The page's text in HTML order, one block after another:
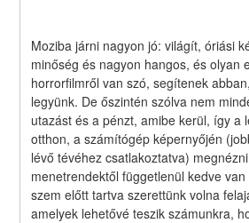
Moziba járni nagyon jó: világít, óriási
minőség és nagyon hangos, és olyan
horrorfilmről van szó, segítenek
legyünk. De őszintén szólva nem
utazást és a pénzt, amibe kerül, így a
otthon, a számítógép képernyőjén
lévő tévéhez csatlakoztatva)
menetrendektől függetlenül kedve
szem előtt tartva szerettünk volna
amelyek lehetővé teszik számunkra,